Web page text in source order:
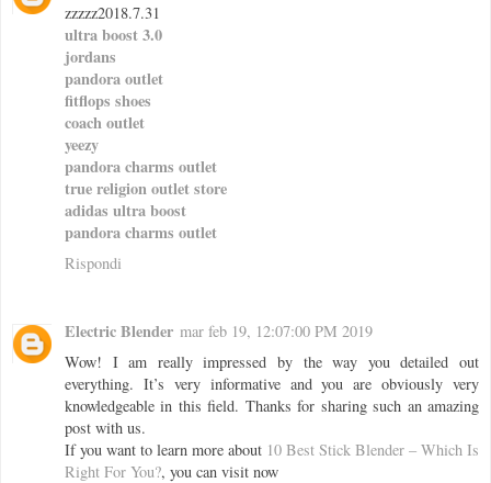
zzzzz2018.7.31
ultra boost 3.0
jordans
pandora outlet
fitflops shoes
coach outlet
yeezy
pandora charms outlet
true religion outlet store
adidas ultra boost
pandora charms outlet
Rispondi
Electric Blender mar feb 19, 12:07:00 PM 2019
Wow! I am really impressed by the way you detailed out
everything. It’s very informative and you are obviously very
knowledgeable in this field. Thanks for sharing such an amazing
post with us.
If you want to learn more about 10 Best Stick Blender – Which Is
Right For You?, you can visit now